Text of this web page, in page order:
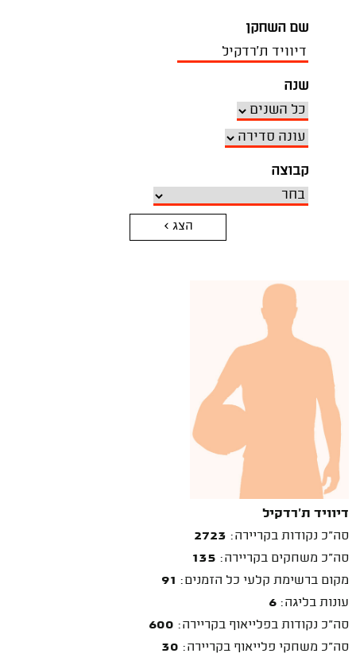
שם השחקן
שנה
קבוצה
הצג >
דיוויד ת'רדקיל
סה"כ נקודות בקריירה: 2723
סה"כ משחקים בקריירה: 135
מקום ברשימת קלעי כל הזמנים: 91
עונות בליגה: 6
סה"כ נקודות בפלייאוף בקריירה: 600
סה"כ משחקי פלייאוף בקריירה: 30